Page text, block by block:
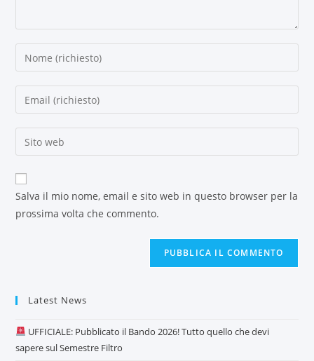
Salva il mio nome, email e sito web in questo browser per la
prossima volta che commento.
Latest News
UFFICIALE: Pubblicato il Bando 2026! Tutto quello che devi
sapere sul Semestre Filtro